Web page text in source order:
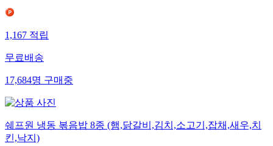
1,167적립
무료배송
17,684명구매중
쉐프원 냉동 볶음밥 8종 (햄,닭갈비,김치,소고기,잡채,새우,치
킨,낙지)